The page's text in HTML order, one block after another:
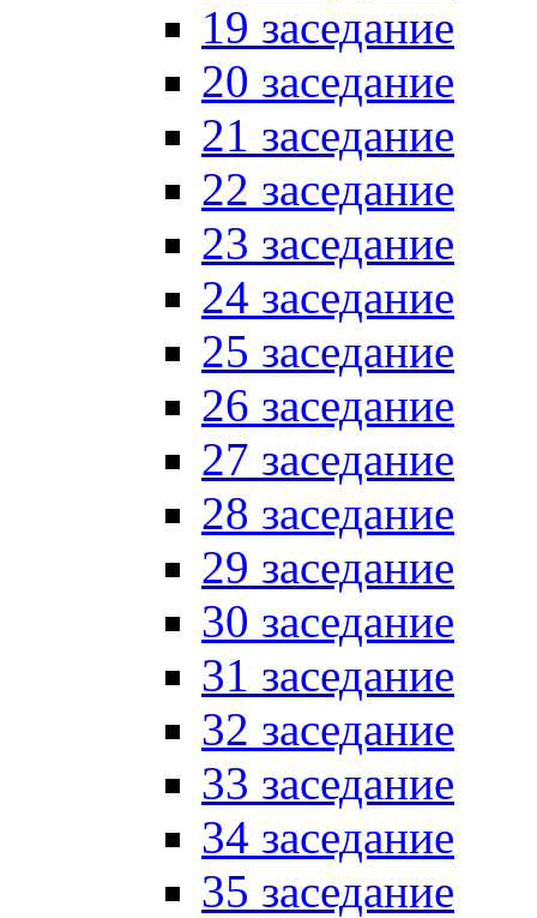
19 заседание
20 заседание
21 заседание
22 заседание
23 заседание
24 заседание
25 заседание
26 заседание
27 заседание
28 заседание
29 заседание
30 заседание
31 заседание
32 заседание
33 заседание
34 заседание
35 заседание